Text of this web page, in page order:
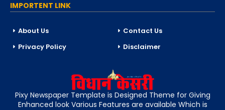
IMPORTENT LINK
About Us
Contact Us
Privacy Policy
Disclaimer
Pixy Newspaper Template is Designed Theme for Giving
Enhanced look Various Features are available Which is